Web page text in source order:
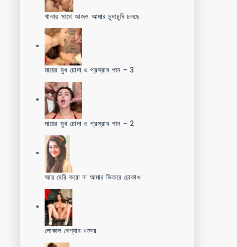
খালার সাথে আজও আমার চুদাচুদি চলছে
মায়ের মুখ চোদা ও প্রস্রাব পান – 3
মায়ের মুখ চোদা ও প্রস্রাব পান – 2
আর দেরি করো না আমার ভিতরে ঢোকাও
লোকাল বেশ্যার খদ্দের